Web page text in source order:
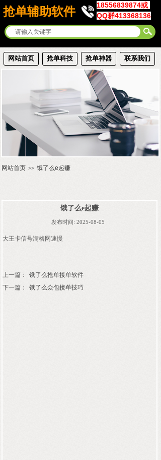
抢单辅助软件
18556839874或
QQ群413368136
网站首页 抢单科技 抢单神器 联系我们
网站首页 >> 饿了么e起赚
饿了么e起赚
发布时间: 2025-08-05
大王卡信号满格网速慢
上一篇：
饿了么抢单接单软件
下一篇：
饿了么众包接单技巧